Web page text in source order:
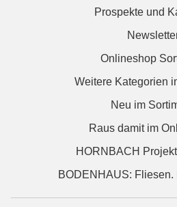
Prospekte und
Onlineshop
Weitere Kategorien
Neu im
Raus damit im
HORNBACH
BODENHAUS: Fliesen.